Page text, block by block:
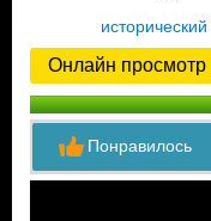
исторический
Онлайн просмотр
Понравилось